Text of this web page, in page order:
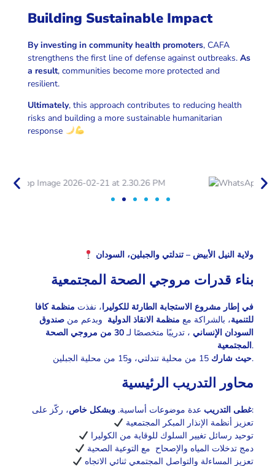
Building Sustainable Impact
By investing in community health promoters, CAFA
strengthens the first line of defense against outbreaks. As
a result, communities become more protected and
resilient.
Ultimately, this approach contributes to reducing health
risks and building a more sustainable humanitarian
response
ولاية النيل الأبيض – تندلتي والجبلين، السودان
بناء قدرات مروجي الصحة المجتمعية
في إطار مشروع الاستجابة الطارئة للكوليرا، نفذت منظمة كافا
للتنمية، بالشراكة مع منظمة الانقاذ الدولية وبدعم من صندوق
السودان الإنساني ، تدريبًا متخصصًا لـ
30 من مروجي الصحة
المجتمعية.
حيث شارك15 من محلية تندلتي، و15 من محلية الجبلين.
محاور التدريب الرئيسية
غطى التدريب عدة موضوعات أساسية. وبشكل خاص
، ركّز على:
تعزيز أنظمة الإنذار المبكر المجتمعية
توحيد رسائل تغيير السلوك للوقاية من الكوليرا
دمج تدخلات المياه والإصحاح مع التوعية الصحية
تعزيز المساءلة والتواصل المجتمعي ثنائي الاتجاه